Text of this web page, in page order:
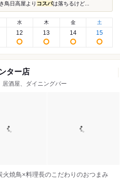
鳥日高屋より コスパは落ちるけど...
水
12
木
13
金
14
土
15
ター店
酒屋、ダイニングバー
焼鳥×料理長のこだわりのおつまみ